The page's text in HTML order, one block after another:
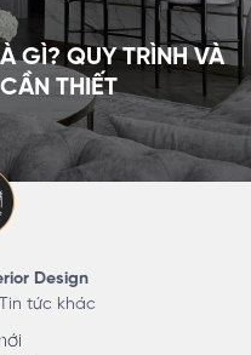
GÌ? QUY TRÌNH VÀ
THIẾT
Design
Tin tức khác